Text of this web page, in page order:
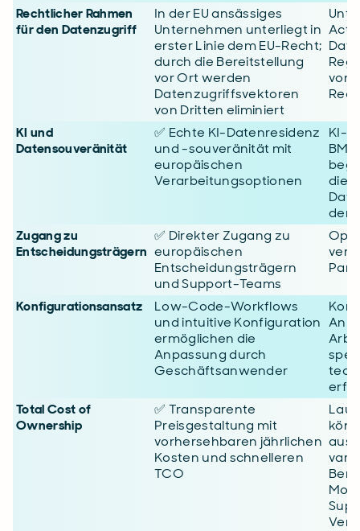
Rechtlicher Rahmen
für den Datenzugriff
In der EU ansässiges
Unternehmen unterliegt in
erster Linie dem EU-Recht;
durch die Bereitstellung
vor Ort werden
Datenzugriffsvektoren
von Dritten eliminiert
Act,
vom
KI und
Datensouveränität
✅ Echte KI-Datenresidenz
und -souveränität mit
europäischen
Verarbeitungsoptionen
KI-
die
der
Zugang zu
Entscheidungsträgern
✅ Direkter Zugang zu
europäischen
Entscheidungsträgern
und Support-Teams
Konfigurationsansatz
Low-Code-Workflows
und intuitive Konfiguration
ermöglichen die
Anpassung durch
Geschäftsanwender
Total Cost of
Ownership
✅ Transparente
Preisgestaltung mit
vorhersehbaren jährlichen
Kosten und schnelleren
TCO